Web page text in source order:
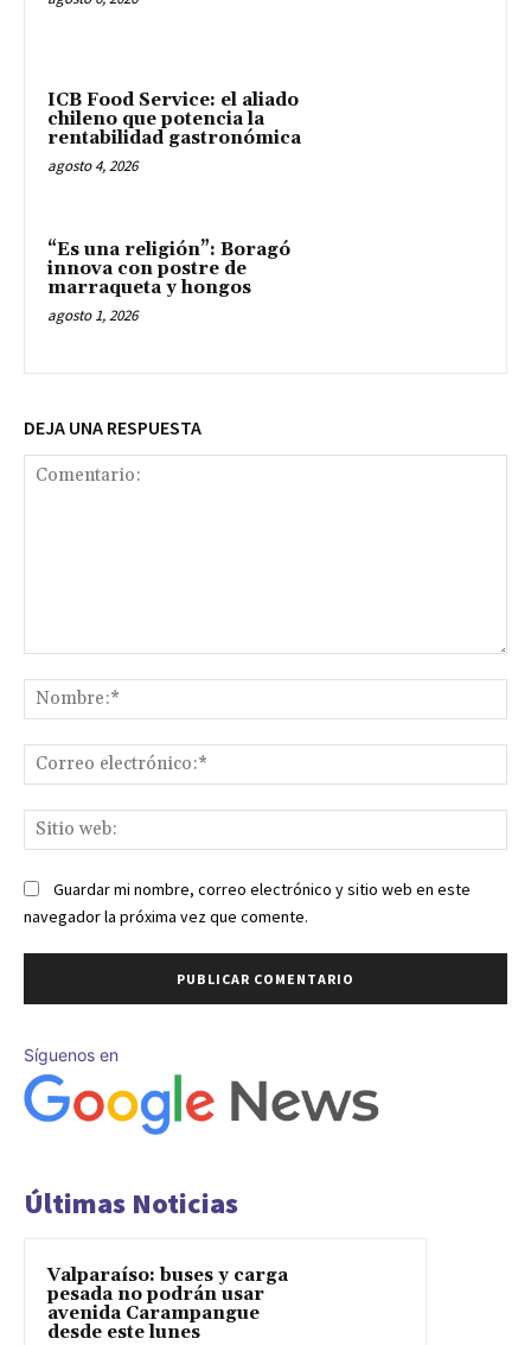
ICB Food Service: el aliado
chileno que potencia la
rentabilidad gastronómica
agosto 4, 2026
“Es una religión”: Boragó
innova con postre de
marraqueta y hongos
agosto 1, 2026
DEJA UNA RESPUESTA
Guardar mi nombre, correo electrónico y sitio web en este
navegador la próxima vez que comente.
Síguenos en
Últimas Noticias
Valparaíso: buses y carga
pesada no podrán usar
avenida Carampangue
desde este lunes